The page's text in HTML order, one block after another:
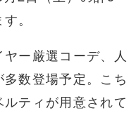
。
ー厳選コーデ、人
数登場予定。こち
ティが用意されて